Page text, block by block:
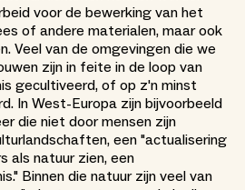
voor de bewerking van het
of andere materialen, maar ook
Veel van de omgevingen die we
zijn in feite in de loop van
gecultiveerd, of op z'n minst
In West-Europa zijn bijvoorbeeld
die niet door mensen zijn
een "actualisering
als natuur zien, een
Binnen die natuur zijn veel van